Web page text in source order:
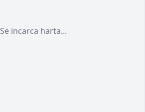
Se incarca harta...